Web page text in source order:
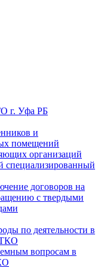
г. Уфа РБ
и
помещений
организаций
договоров на
с твердыми
по деятельности в
ТКО
вопросам в